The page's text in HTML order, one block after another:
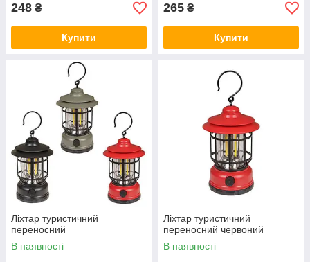
248 ₴
Купити
265 ₴
Купити
Ліхтар туристичний
переносний
В наявності
Ліхтар туристичний
переносний червоний
В наявності